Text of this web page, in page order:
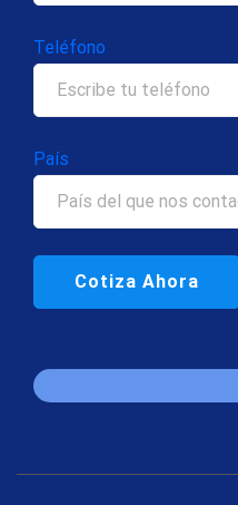
Teléfono
País